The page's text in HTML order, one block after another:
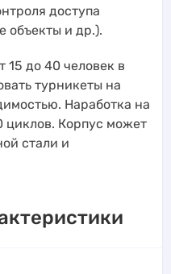
доступа
объекты и др.).
15 до 40 человек в
турникеты на
Наработка на
циклов. Корпус может
стали и